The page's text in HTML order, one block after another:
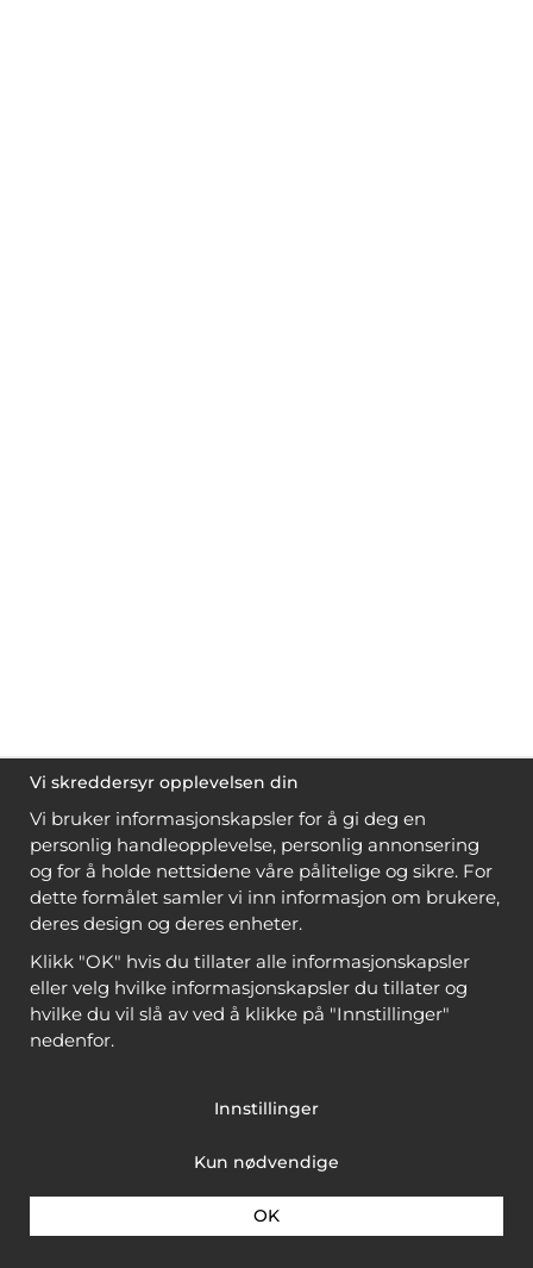
Vi skreddersyr opplevelsen din
Vi bruker informasjonskapsler for å gi deg en
personlig handleopplevelse, personlig annonsering
og for å holde nettsidene våre pålitelige og sikre. For
dette formålet samler vi inn informasjon om brukere,
deres design og deres enheter.
Klikk "OK" hvis du tillater alle informasjonskapsler
eller velg hvilke informasjonskapsler du tillater og
hvilke du vil slå av ved å klikke på "Innstillinger"
nedenfor.
Innstillinger
Kun nødvendige
OK